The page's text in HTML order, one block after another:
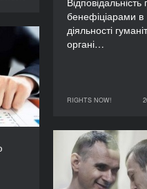
бенефіціарами в
діяльності
органі…
RIGHTS NOW!
26 березня 2019
60’
Показ фільму
через пів-
ув'язнення